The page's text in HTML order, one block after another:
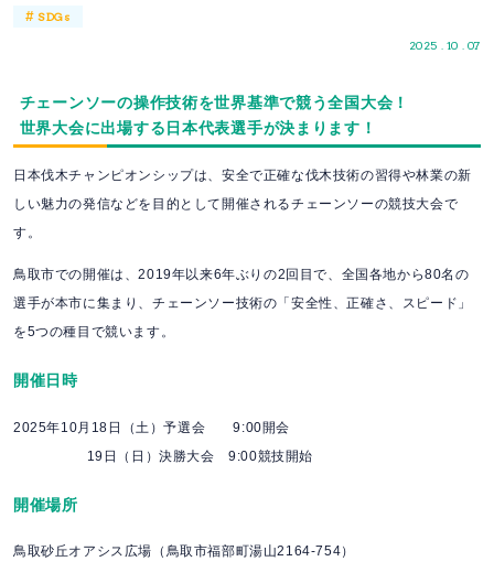
2025 . 10 . 07
#SDGs
チェーンソーの操作技術を世界基準で競う全国大会！
世界大会に出場する日本代表選手が決まります！
日本伐木チャンピオンシップは、安全で正確な伐木技術の習得や林業の新
しい魅力の発信などを目的として開催されるチェーンソーの競技大会で
す。
鳥取市での開催は、2019年以来6年ぶりの2回目で、全国各地から80名の
選手が本市に集まり、チェーンソー技術の「安全性、正確さ、スピード」
を5つの種目で競います。
開催日時
2025年10月18日（土）予選会 9:00開会
19日（日）決勝大会 9:00競技開始
開催場所
鳥取砂丘オアシス広場（鳥取市福部町湯山2164-754）